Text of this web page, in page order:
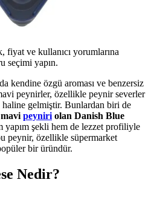
fiyat ve kullanıcı yorumlarına
seçimi yapın.
kendine özgü aroması ve benzersiz
peynirler, özellikle peynir severler
gelmiştir. Bunlardan biri de
peyniri olan Danish Blue
yapım şekli hem de lezzet profiliyle
peynir, özellikle süpermarket
bir üründür.
Nedir?